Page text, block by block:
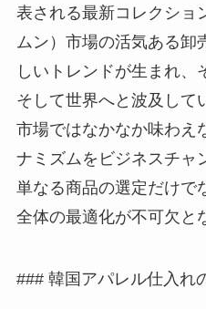
表される最新コレクショ
ムン）市場の活気ある卸
しいトレンドが生まれ、
そして世界へと波及して
市場ではなかなか味わえ
ナミズムをビジネスチャ
単なる商品の選定だけで
全体の最適化が不可欠と
### 韓国アパレル仕入れ